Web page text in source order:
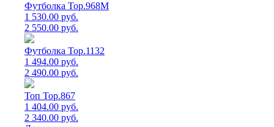
Футболка Top.968M
1 530.00 руб.
2 550.00 руб.
Футболка Top.1132
1 494.00 руб.
2 490.00 руб.
Топ Top.867
1 404.00 руб.
2 340.00 руб.